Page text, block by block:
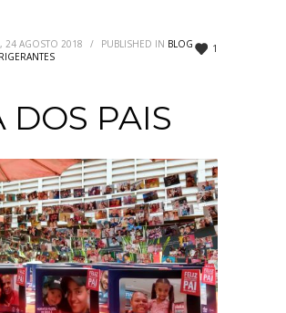
Nº 61 Lote 22
1100
1
24 AGOSTO 2018 / PUBLISHED IN BLOG
DOS PAIS